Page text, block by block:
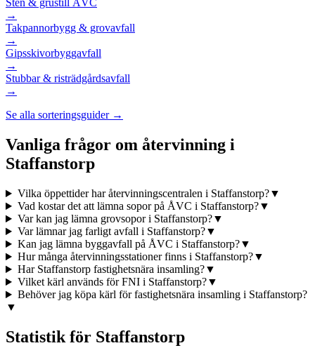
Sten & grustill ÅVC
→
Takpannorbygg & grovavfall
→
Gipsskivorbyggavfall
→
Stubbar & risträdgårdsavfall
→
Se alla sorteringsguider →
Vanliga frågor om återvinning i
Staffanstorp
Vilka öppettider har återvinningscentralen i Staffanstorp?▼
Vad kostar det att lämna sopor på ÅVC i Staffanstorp?▼
Var kan jag lämna grovsopor i Staffanstorp?▼
Var lämnar jag farligt avfall i Staffanstorp?▼
Kan jag lämna byggavfall på ÅVC i Staffanstorp?▼
Hur många återvinningsstationer finns i Staffanstorp?▼
Har Staffanstorp fastighetsnära insamling?▼
Vilket kärl används för FNI i Staffanstorp?▼
Behöver jag köpa kärl för fastighetsnära insamling i Staffanstorp?
▼
Statistik för Staffanstorp